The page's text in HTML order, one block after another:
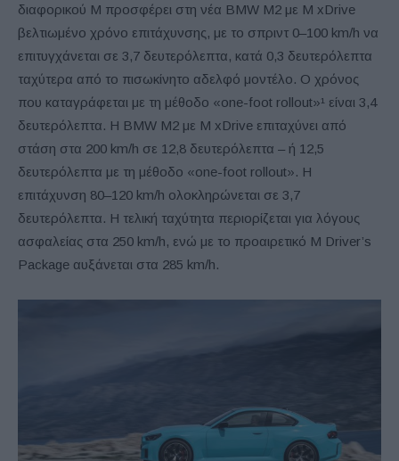
διαφορικού M προσφέρει στη νέα BMW M2 με M xDrive
βελτιωμένο χρόνο επιτάχυνσης, με το σπριντ 0–100 km/h να
επιτυγχάνεται σε 3,7 δευτερόλεπτα, κατά 0,3 δευτερόλεπτα
ταχύτερα από το πισωκίνητο αδελφό μοντέλο. Ο χρόνος
που καταγράφεται με τη μέθοδο «one-foot rollout»¹ είναι 3,4
δευτερόλεπτα. Η BMW M2 με M xDrive επιταχύνει από
στάση στα 200 km/h σε 12,8 δευτερόλεπτα – ή 12,5
δευτερόλεπτα με τη μέθοδο «one-foot rollout». Η
επιτάχυνση 80–120 km/h ολοκληρώνεται σε 3,7
δευτερόλεπτα. Η τελική ταχύτητα περιορίζεται για λόγους
ασφαλείας στα 250 km/h, ενώ με το προαιρετικό M Driver’s
Package αυξάνεται στα 285 km/h.